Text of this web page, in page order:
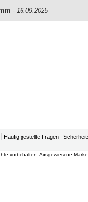
- 16.09.2025
Häufig gestellte Fragen
vorbehalten. Ausgewiesene